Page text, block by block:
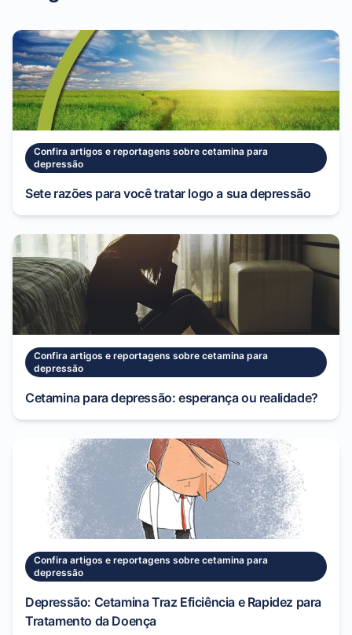
Confira artigos e reportagens sobre cetamina para
depressão
Sete razões para você tratar logo a sua depressão
Confira artigos e reportagens sobre cetamina para
depressão
Cetamina para depressão: esperança ou realidade?
Confira artigos e reportagens sobre cetamina para
depressão
Depressão: Cetamina Traz Eficiência e Rapidez para
Tratamento da Doença